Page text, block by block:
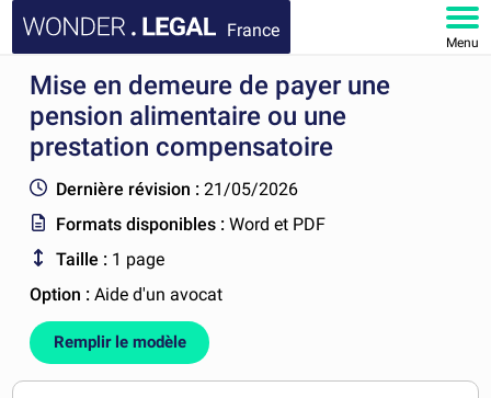
France
Menu
ACCUEIL
DOCUMENTS
FAQ
MON COMPTE
Mise en demeure de payer une
pension alimentaire ou une
prestation compensatoire
Dernière révision : 21/05/2026
Formats disponibles :Word et PDF
Taille : 1 page
Option :Aide d'un avocat
Remplir le modèle